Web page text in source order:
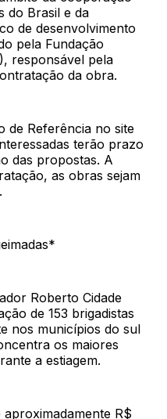
do Brasil e da
de desenvolvimento
pela Fundação
responsável pela
da obra.
de Referência no site
terão prazo
das propostas. A
as obras sejam
Roberto Cidade
de 153 brigadistas
nos municípios do sul
os maiores
a estiagem.
R$